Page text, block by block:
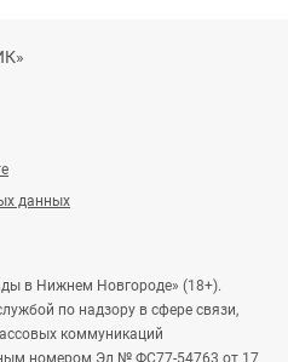
данных
в Нижнем Новгороде» (18+).
по надзору в сфере связи,
коммуникаций
номером Эл № ФС77-54763 от 17